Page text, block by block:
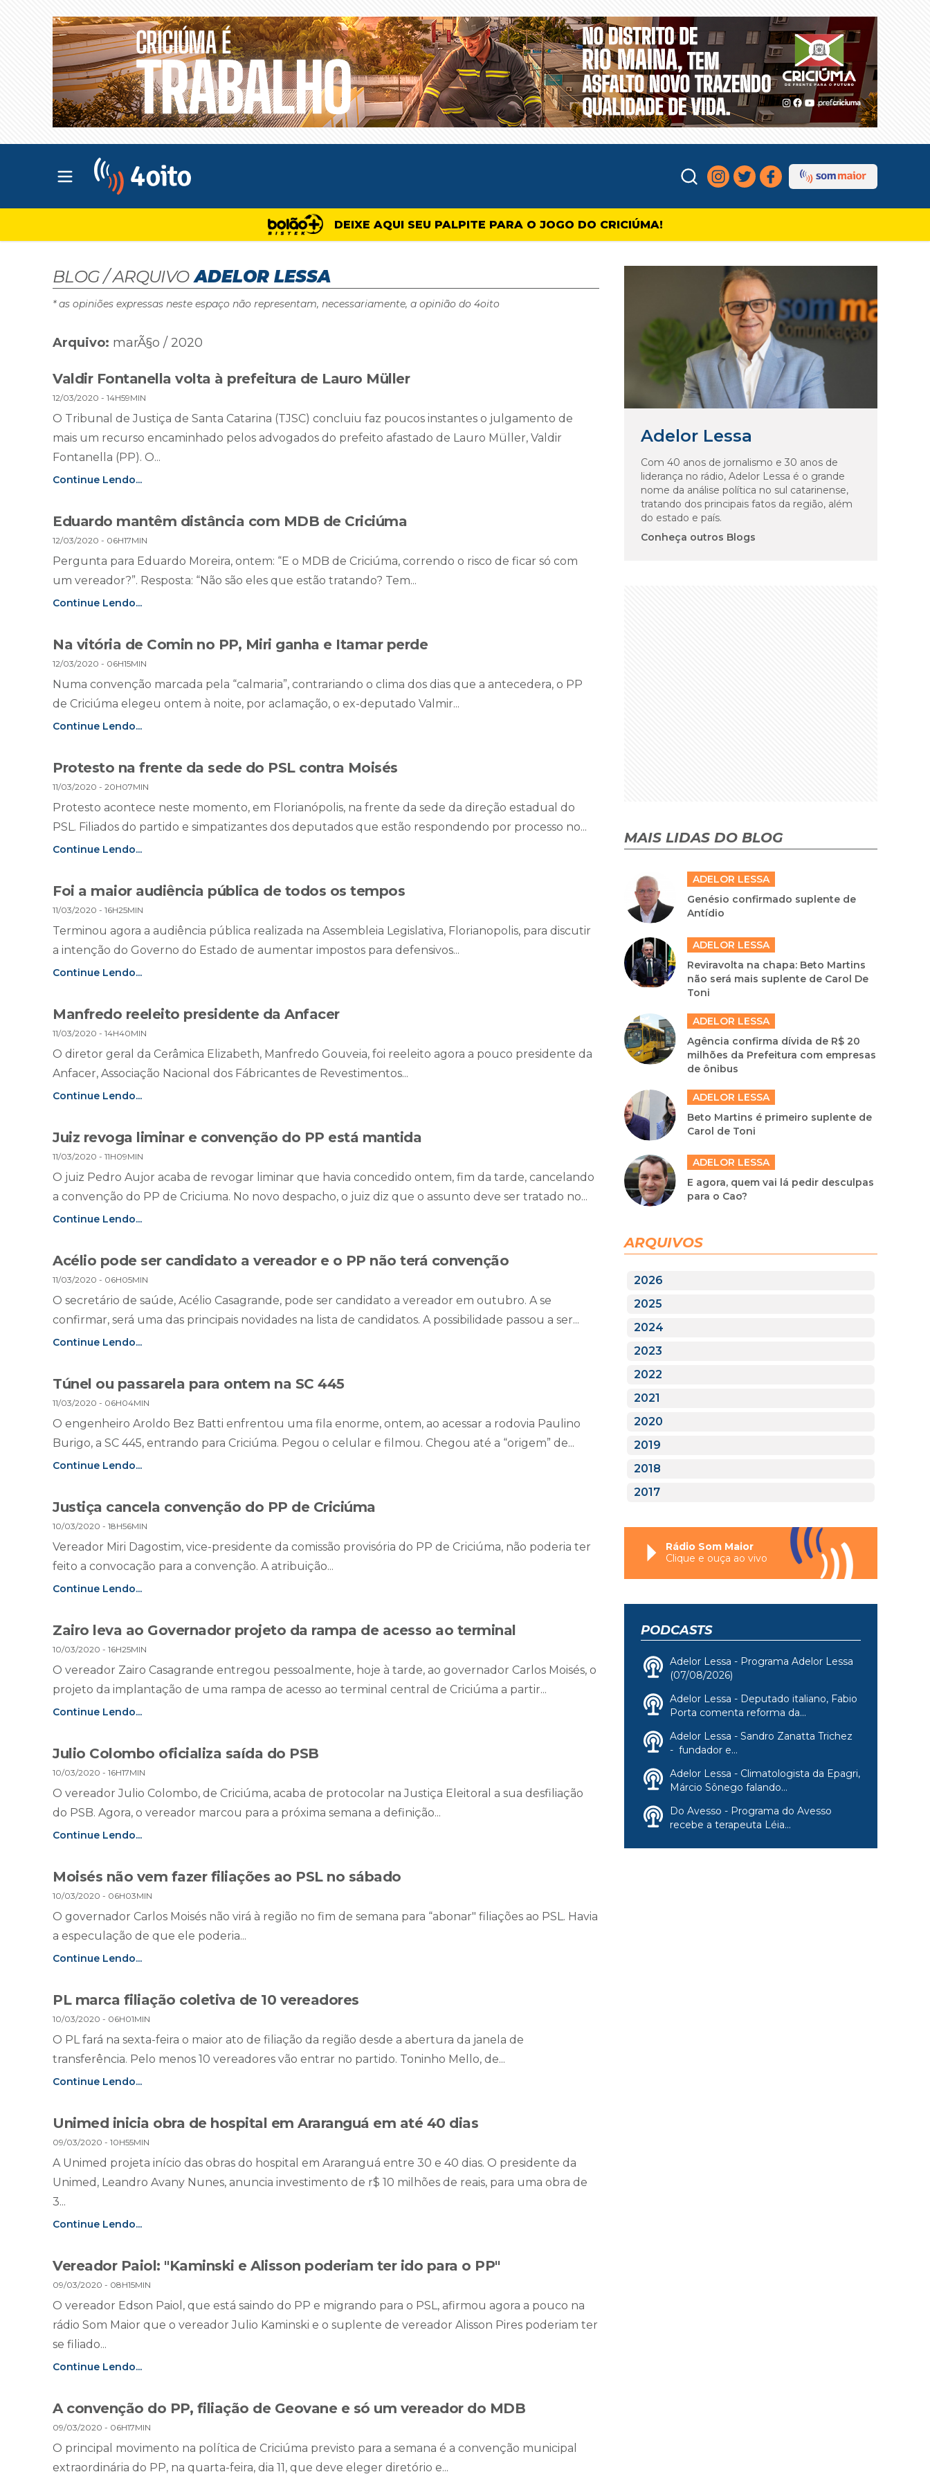
Abrir menu principal
DEIXE AQUI SEU PALPITE PARA O JOGO DO CRICIÚMA!
BLOG / ARQUIVO ADELOR LESSA
* as opiniões expressas neste espaço não representam, necessariamente, a opinião do 4oito
Arquivo: marÃ§o / 2020
Valdir Fontanella volta à prefeitura de Lauro Müller
12/03/2020 - 14H59MIN
O Tribunal de Justiça de Santa Catarina (TJSC) concluiu faz poucos instantes o julgamento de
mais um recurso encaminhado pelos advogados do prefeito afastado de Lauro Müller, Valdir
Fontanella (PP). O...
Continue Lendo...
Eduardo mantêm distância com MDB de Criciúma
12/03/2020 - 06H17MIN
Pergunta para Eduardo Moreira, ontem: “E o MDB de Criciúma, correndo o risco de ficar só com
um vereador?”. Resposta: “Não são eles que estão tratando? Tem...
Continue Lendo...
Na vitória de Comin no PP, Miri ganha e Itamar perde
12/03/2020 - 06H15MIN
Numa convenção marcada pela “calmaria”, contrariando o clima dos dias que a antecedera, o PP
de Criciúma elegeu ontem à noite, por aclamação, o ex-deputado Valmir...
Continue Lendo...
Protesto na frente da sede do PSL contra Moisés
11/03/2020 - 20H07MIN
Protesto acontece neste momento, em Florianópolis, na frente da sede da direção estadual do
PSL. Filiados do partido e simpatizantes dos deputados que estão respondendo por processo no...
Continue Lendo...
Foi a maior audiência pública de todos os tempos
11/03/2020 - 16H25MIN
Terminou agora a audiência pública realizada na Assembleia Legislativa, Florianopolis, para discutir
a intenção do Governo do Estado de aumentar impostos para defensivos...
Continue Lendo...
Manfredo reeleito presidente da Anfacer
11/03/2020 - 14H40MIN
O diretor geral da Cerâmica Elizabeth, Manfredo Gouveia, foi reeleito agora a pouco presidente da
Anfacer, Associação Nacional dos Fábricantes de Revestimentos...
Continue Lendo...
Juiz revoga liminar e convenção do PP está mantida
11/03/2020 - 11H09MIN
O juiz Pedro Aujor acaba de revogar liminar que havia concedido ontem, fim da tarde, cancelando
a convenção do PP de Criciuma. No novo despacho, o juiz diz que o assunto deve ser tratado no...
Continue Lendo...
Acélio pode ser candidato a vereador e o PP não terá convenção
11/03/2020 - 06H05MIN
O secretário de saúde, Acélio Casagrande, pode ser candidato a vereador em outubro. A se
confirmar, será uma das principais novidades na lista de candidatos. A possibilidade passou a ser...
Continue Lendo...
Túnel ou passarela para ontem na SC 445
11/03/2020 - 06H04MIN
O engenheiro Aroldo Bez Batti enfrentou uma fila enorme, ontem, ao acessar a rodovia Paulino
Burigo, a SC 445, entrando para Criciúma. Pegou o celular e filmou. Chegou até a “origem” de...
Continue Lendo...
Justiça cancela convenção do PP de Criciúma
10/03/2020 - 18H56MIN
Vereador Miri Dagostim, vice-presidente da comissão provisória do PP de Criciúma, não poderia ter
feito a convocação para a convenção. A atribuição...
Continue Lendo...
Zairo leva ao Governador projeto da rampa de acesso ao terminal
10/03/2020 - 16H25MIN
O vereador Zairo Casagrande entregou pessoalmente, hoje à tarde, ao governador Carlos Moisés, o
projeto da implantação de uma rampa de acesso ao terminal central de Criciúma a partir...
Continue Lendo...
Julio Colombo oficializa saída do PSB
10/03/2020 - 16H17MIN
O vereador Julio Colombo, de Criciúma, acaba de protocolar na Justiça Eleitoral a sua desfiliação
do PSB. Agora, o vereador marcou para a próxima semana a definição...
Continue Lendo...
Moisés não vem fazer filiações ao PSL no sábado
10/03/2020 - 06H03MIN
O governador Carlos Moisés não virá à região no fim de semana para “abonar" filiações ao PSL. Havia
a especulação de que ele poderia...
Continue Lendo...
PL marca filiação coletiva de 10 vereadores
10/03/2020 - 06H01MIN
O PL fará na sexta-feira o maior ato de filiação da região desde a abertura da janela de
transferência. Pelo menos 10 vereadores vão entrar no partido. Toninho Mello, de...
Continue Lendo...
Unimed inicia obra de hospital em Araranguá em até 40 dias
09/03/2020 - 10H55MIN
A Unimed projeta início das obras do hospital em Araranguá entre 30 e 40 dias. O presidente da
Unimed, Leandro Avany Nunes, anuncia investimento de r$ 10 milhões de reais, para uma obra de
3...
Continue Lendo...
Vereador Paiol: "Kaminski e Alisson poderiam ter ido para o PP"
09/03/2020 - 08H15MIN
O vereador Edson Paiol, que está saindo do PP e migrando para o PSL, afirmou agora a pouco na
rádio Som Maior que o vereador Julio Kaminski e o suplente de vereador Alisson Pires poderiam ter
se filiado...
Continue Lendo...
A convenção do PP, filiação de Geovane e só um vereador do MDB
09/03/2020 - 06H17MIN
O principal movimento na política de Criciúma previsto para a semana é a convenção municipal
extraordinária do PP, na quarta-feira, dia 11, que deve eleger diretório e...
Adelor Lessa
Com 40 anos de jornalismo e 30 anos de
liderança no rádio, Adelor Lessa é o grande
nome da análise política no sul catarinense,
tratando dos principais fatos da região, além
do estado e país.
Conheça outros Blogs
MAIS LIDAS DO BLOG
ADELOR LESSA
Genésio confirmado suplente de
Antídio
ADELOR LESSA
Reviravolta na chapa: Beto Martins
não será mais suplente de Carol De
Toni
ADELOR LESSA
Agência confirma dívida de R$ 20
milhões da Prefeitura com empresas
de ônibus
ADELOR LESSA
Beto Martins é primeiro suplente de
Carol de Toni
ADELOR LESSA
E agora, quem vai lá pedir desculpas
para o Cao?
ARQUIVOS
2026
2025
2024
2023
2022
2021
2020
2019
2018
2017
Rádio Som Maior
Clique e ouça ao vivo
PODCASTS
Adelor Lessa - Programa Adelor Lessa
(07/08/2026)
Adelor Lessa - Deputado italiano, Fabio
Porta comenta reforma da...
Adelor Lessa - Sandro Zanatta Trichez
- fundador e...
Adelor Lessa - Climatologista da Epagri,
Márcio Sônego falando...
Do Avesso - Programa do Avesso
recebe a terapeuta Léia...